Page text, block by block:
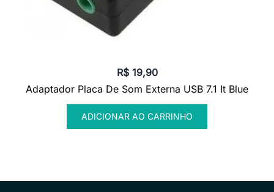
R$19,90
Adaptador Placa De Som Externa USB 7.1 It Blue
ADICIONAR AO CARRINHO